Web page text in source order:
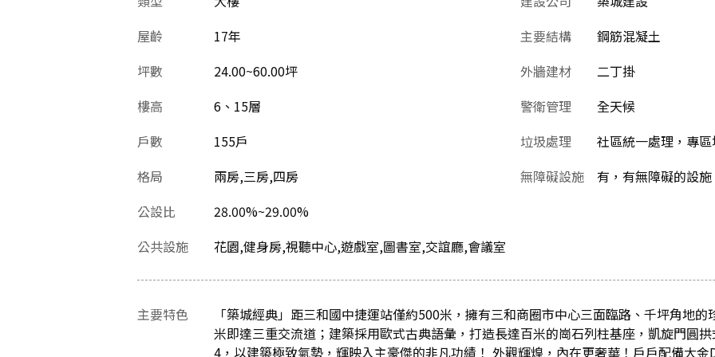
屋齡
17年
坪數
24.00~60.00坪
樓高
6、15層
戶數
155戶
格局
兩房,三房,四房
公設比
28.00%~29.00%
主要結構
鋼筋混凝土
外牆建材
二丁掛
警衛管理
全天候
垃圾處理
社區統一處理，專
無障礙設施
有，有無障礙的設施
公共設施 花園,健身房,視聽中心,遊戲室,圖書室,交誼廳,會議室
主要特色
「築城經典」距三和國中捷運站僅約500米，擁有三和商圈市中心三面臨路、千坪角地
米即達三重交流道；建築採用歐式古典語彙，打造長達百米的崗石列柱基座，凱旋門圓
4，以建築極致氣勢，輝映入主豪傑的非凡功績！ 外觀輝煌，內在更奢華！戶戶配備大金